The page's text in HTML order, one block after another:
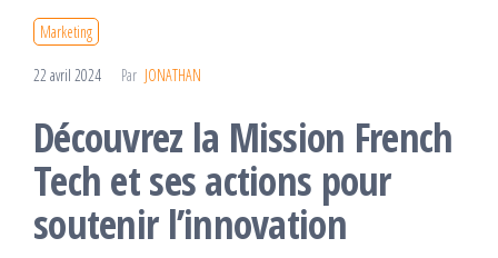
Marketing
22 avril 2024 Par JONATHAN
Découvrez la Mission French
Tech et ses actions pour
soutenir l’innovation